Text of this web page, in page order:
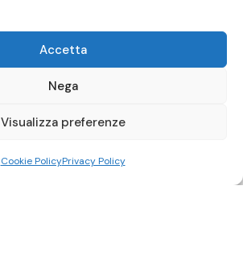
Accetta
Nega
Visualizza preferenze
Cookie PolicyPrivacy Policy